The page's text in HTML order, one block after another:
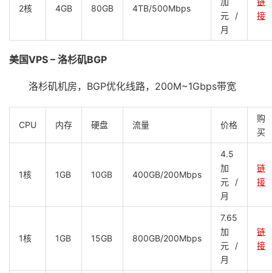
2核 4GB 80GB 4TB/500Mbps
元/
月
接
美国VPS – 洛杉矶BGP
洛杉矶机房，BGP优化线路，200M~1Gbps带宽
CPU 内存 硬盘 流量 价格
购
买
1核 1GB 10GB 400GB/200Mbps
4.5
加
元/
月
链
接
1核 1GB 15GB 800GB/200Mbps
7.65
加
元/
月
链
接